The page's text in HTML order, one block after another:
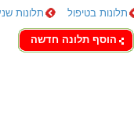
תלונות בטיפול תלונות
צור קשר
הוסף תלונה חדשה